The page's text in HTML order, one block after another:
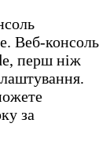
Веб-консоль
перш ніж
за